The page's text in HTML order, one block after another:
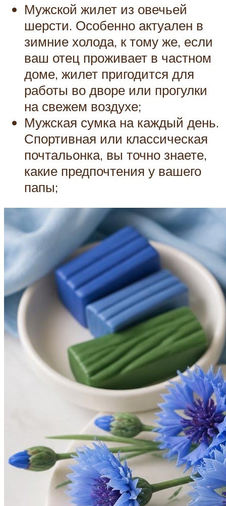
Мужской жилет из овечьей
шерсти. Особенно актуален в
зимние холода, к тому же, если
ваш отец проживает в частном
доме, жилет пригодится для
работы во дворе или прогулки
на свежем воздухе;
Мужская сумка на каждый день.
Спортивная или классическая
почтальонка, вы точно знаете,
какие предпочтения у вашего
папы;